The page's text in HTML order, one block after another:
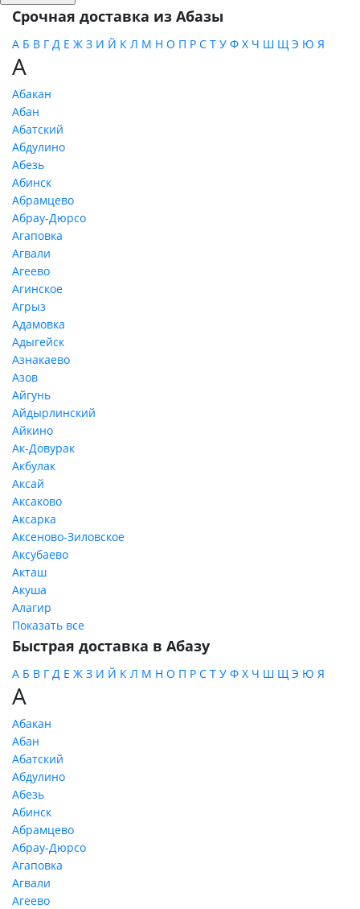
Срочная доставка из Абазы
А Б В Г Д Е Ж З И Й К Л М Н О П Р С Т У Ф Х Ч Ш Щ Э Ю Я
А
Абакан
Абан
Абатский
Абдулино
Абезь
Абинск
Абрамцево
Абрау-Дюрсо
Агаповка
Агвали
Агеево
Агинское
Агрыз
Адамовка
Адыгейск
Азнакаево
Азов
Айгунь
Айдырлинский
Айкино
Ак-Довурак
Акбулак
Аксай
Аксаково
Аксарка
Аксеново-Зиловское
Аксубаево
Акташ
Акуша
Алагир
Показать все
Быстрая доставка в Абазу
А Б В Г Д Е Ж З И Й К Л М Н О П Р С Т У Ф Х Ч Ш Щ Э Ю Я
А
Абакан
Абан
Абатский
Абдулино
Абезь
Абинск
Абрамцево
Абрау-Дюрсо
Агаповка
Агвали
Агеево